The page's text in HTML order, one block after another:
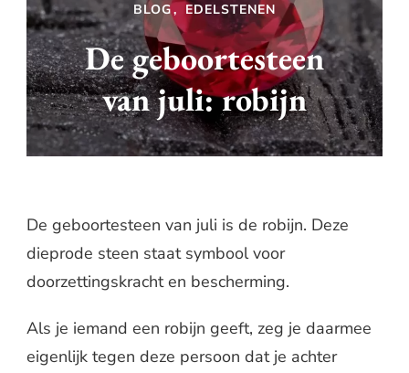
BLOG
EDELSTENEN
De geboortesteen
van juli: robijn
De geboortesteen van juli is de robijn. Deze
dieprode steen staat symbool voor
doorzettingskracht en bescherming.
Als je iemand een robijn geeft, zeg je daarmee
eigenlijk tegen deze persoon dat je achter